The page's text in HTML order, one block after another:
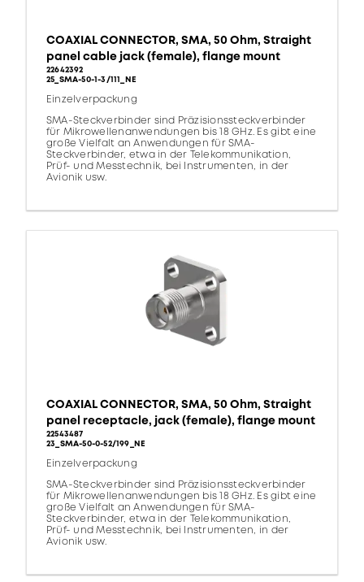
COAXIAL CONNECTOR, SMA, 50 Ohm, Straight
panel cable jack (female), flange mount
22642392
25_SMA-50-1-3/111_NE
Einzelverpackung
SMA-Steckverbinder sind Präzisionssteckverbinder
für Mikrowellenanwendungen bis 18 GHz. Es gibt eine
große Vielfalt an Anwendungen für SMA-
Steckverbinder, etwa in der Telekommunikation,
Prüf- und Messtechnik, bei Instrumenten, in der
Avionik usw.
COAXIAL CONNECTOR, SMA, 50 Ohm, Straight
panel receptacle, jack (female), flange mount
22543487
23_SMA-50-0-52/199_NE
Einzelverpackung
SMA-Steckverbinder sind Präzisionssteckverbinder
für Mikrowellenanwendungen bis 18 GHz. Es gibt eine
große Vielfalt an Anwendungen für SMA-
Steckverbinder, etwa in der Telekommunikation,
Prüf- und Messtechnik, bei Instrumenten, in der
Avionik usw.